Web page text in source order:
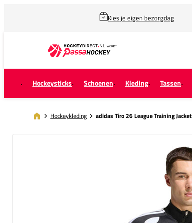
Kies je eigen bezorgdag
Hockeysticks Schoenen Kleding Tassen
Hockeykleding adidas Tiro 26 League Training Jacket